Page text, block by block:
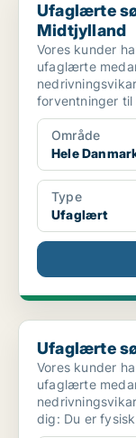
Ufaglærte
Midtjylland
Vores kunder
ufaglærte
Område
Hele
Type
Ufaglært
Ufaglærte søges til
Ufaglærte
Vores kunder
ufaglærte
dig: Du er